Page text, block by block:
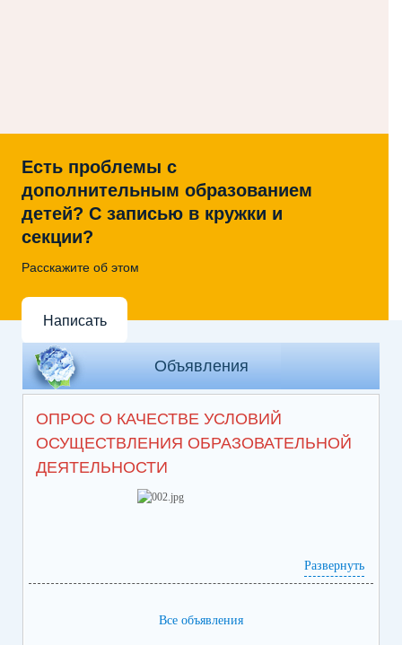
Есть проблемы с
дополнительным образованием
детей? С записью в кружки и
секции?
Расскажите об этом
Написать
Объявления
ОПРОС О КАЧЕСТВЕ УСЛОВИЙ
ОСУЩЕСТВЛЕНИЯ ОБРАЗОВАТЕЛЬНОЙ
ДЕЯТЕЛЬНОСТИ
https://bus.gov.ru/info-card/382496
Развернуть
Все объявления